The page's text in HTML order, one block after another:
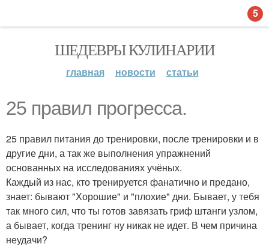
ШЕДЕВРЫ КУЛИНАРИИ
главная новости статьи
25 правил прогресса.
25 правил питания до тренировки, после тренировки и в
другие дни, а так же выполнения упражнений
основанных на исследованиях учёных.
Каждый из нас, кто тренируется фанатично и предано,
знает: бывают "Хорошие" и "плохие" дни. Бывает, у тебя
так много сил, что ты готов завязать гриф штанги узлом,
а бывает, когда тренинг ну никак не идет. В чем причина
неудачи?
5